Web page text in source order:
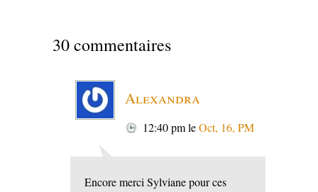
30 commentaires
Alexandra
12:40 pmleOct, 16, PM
Encore merci Sylviane pour ces